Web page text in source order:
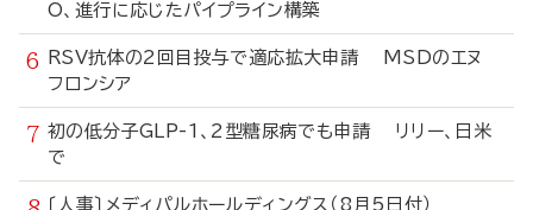
O、進行に応じたパイプライン構築
RSV抗体の2回目投与で適応拡大申請 MSDのエヌ
フロンシア
初の低分子GLP-1、2型糖尿病でも申請 リリー、日米
で
〔人事〕メディパルホールディングス（8月5日付）